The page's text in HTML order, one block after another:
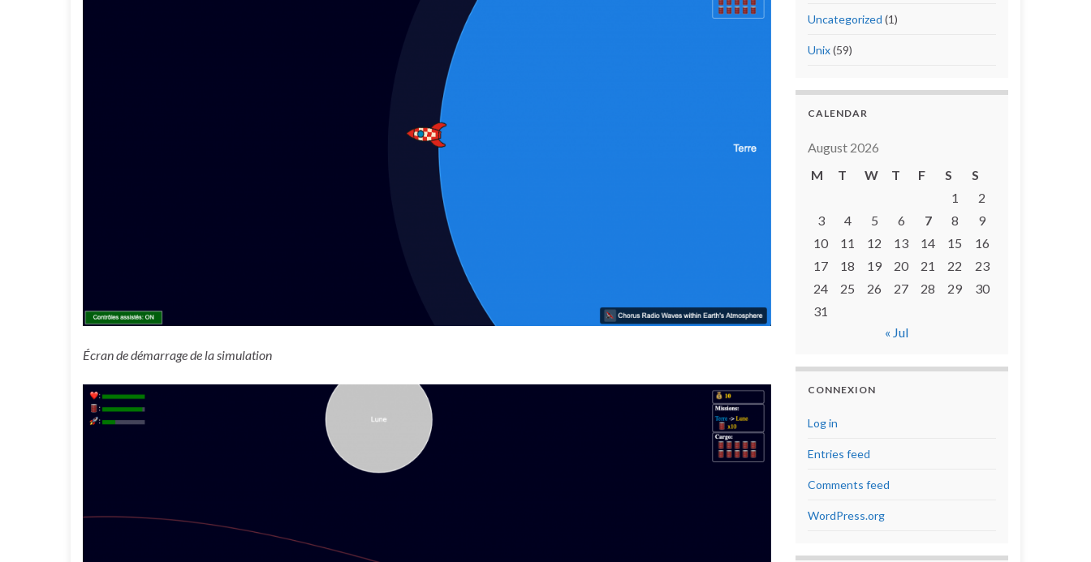
Écran de démarrage de la simulation
Uncategorized (1)
Unix(59)
CALENDAR
August 2026
M
T W T F S
S
1
2
3
4 5 6 7 8
9
10
11 12 13 14 15
16
17
18 19 20 21 22
23
24
25 26 27 28 29
30
31
« Jul
CONNEXION
Log in
Entries feed
Comments feed
WordPress.org